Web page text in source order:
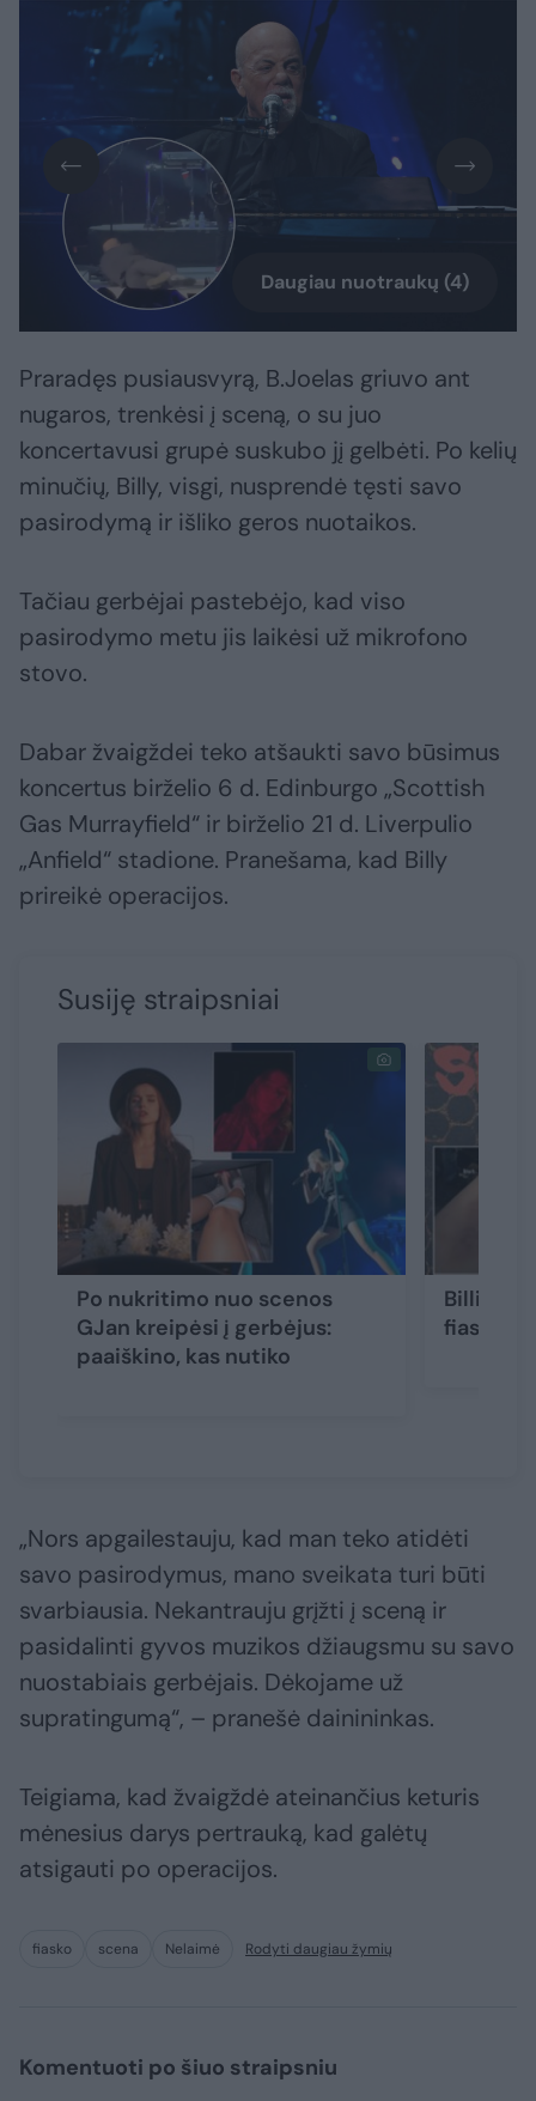
Daugiau nuotraukų (4)
Praradęs pusiausvyrą, B.Joelas griuvo ant
nugaros, trenkėsi į sceną, o su juo
koncertavusi grupė suskubo jį gelbėti. Po kelių
minučių, Billy, visgi, nusprendė tęsti savo
pasirodymą ir išliko geros nuotaikos.
Tačiau gerbėjai pastebėjo, kad viso
pasirodymo metu jis laikėsi už mikrofono
stovo.
Dabar žvaigždei teko atšaukti savo būsimus
koncertus birželio 6 d. Edinburgo „Scottish
Gas Murrayfield“ ir birželio 21 d. Liverpulio
„Anfield“ stadione. Pranešama, kad Billy
prireikė operacijos.
Susiję straipsniai
Po nukritimo nuo scenos
GJan kreipėsi į gerbėjus:
paaiškino, kas nutiko
Billie
fiasko:
„Nors apgailestauju, kad man teko atidėti
savo pasirodymus, mano sveikata turi būti
svarbiausia. Nekantrauju grįžti į sceną ir
pasidalinti gyvos muzikos džiaugsmu su savo
nuostabiais gerbėjais. Dėkojame už
supratingumą“, – pranešė dainininkas.
Teigiama, kad žvaigždė ateinančius keturis
mėnesius darys pertrauką, kad galėtų
atsigauti po operacijos.
fiasko scena Nelaimė Rodyti daugiau žymių
Komentuoti po šiuo straipsniu